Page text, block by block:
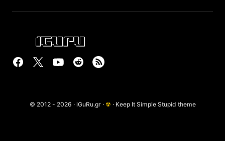
© 2012 - 2026 · iGuRu.gr · ☢ · Keep It Simple Stupid theme